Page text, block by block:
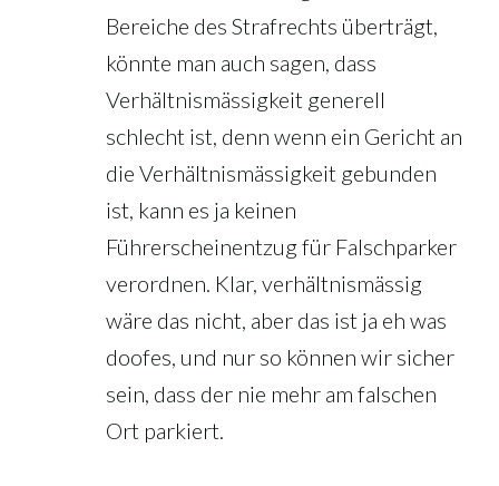
Bereiche des Strafrechts überträgt,
könnte man auch sagen, dass
Verhältnismässigkeit generell
schlecht ist, denn wenn ein Gericht an
die Verhältnismässigkeit gebunden
ist, kann es ja keinen
Führerscheinentzug für Falschparker
verordnen. Klar, verhältnismässig
wäre das nicht, aber das ist ja eh was
doofes, und nur so können wir sicher
sein, dass der nie mehr am falschen
Ort parkiert.